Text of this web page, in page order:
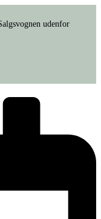
udenfor